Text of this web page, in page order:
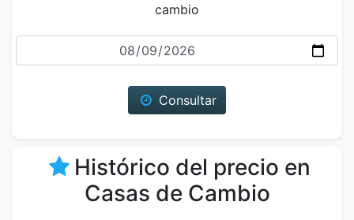
cambio
Fecha
Consultar
Histórico del precio en
Casas de Cambio